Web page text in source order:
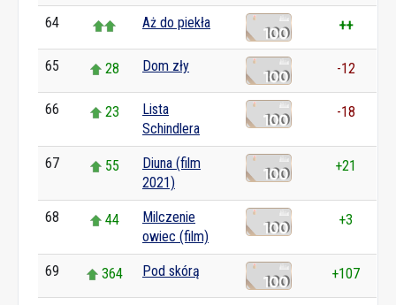
64 Aż do piekła ++
65 28 Dom zły -12
66 23
Lista
Schindlera
-18
67 55
Diuna (film
2021)
+21
68 44
Milczenie
owiec (film)
+3
69 364 Pod skórą +107